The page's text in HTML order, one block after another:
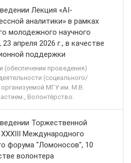
Лекция «AI-
аналитики» в рамках
молодежного научного
апреля 2026 г., в качестве
поддержки
(обеспечении проведения)
(социального/
организуемой МГУ им. М.В.
Волонтёрство.
Торжественной
Международного
форума "Ломоносов", 10
волонтера